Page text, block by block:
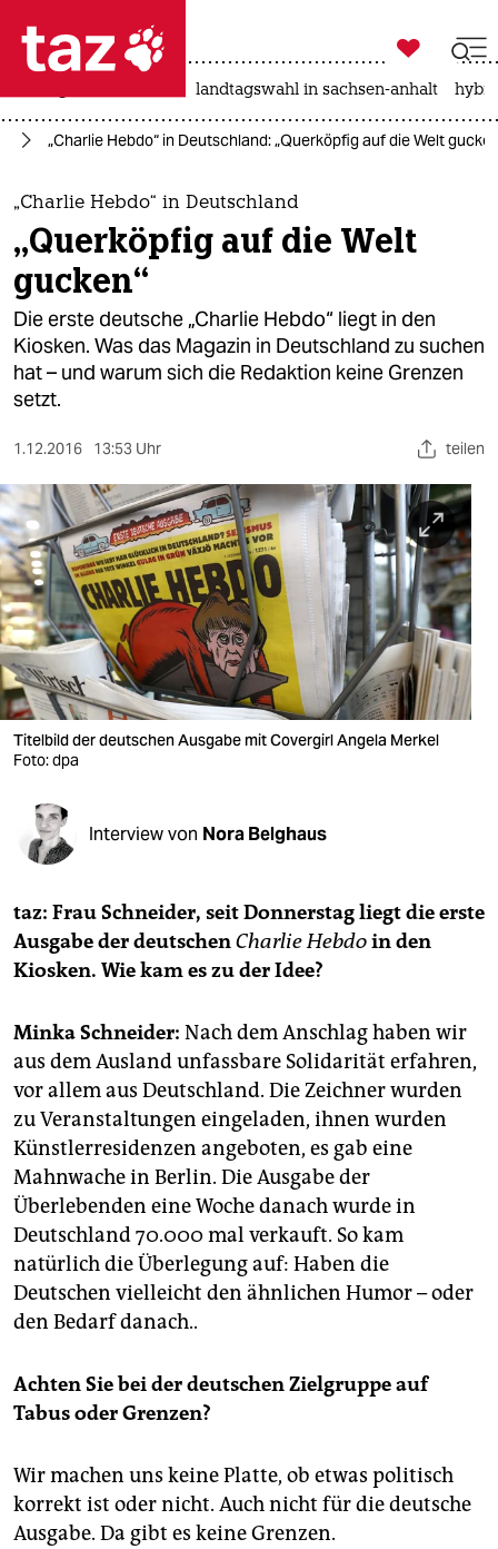
 taz zahl ich
taz zahl ich
themen
politik
öko
gesellschaft
kultur
sport
berlin
nord
wahrheit
verlag
verlag
veranstaltungen
fragen & hilfe
unterstützen
abo
genossenschaft

taz zahl ich
landtagswahl in sachsen-anhalt
„Charlie Hebdo“ in Deutschland: „Querköpfig auf die Welt
„Charlie Hebdo“ in Deutschland
„Querköpfig auf die Welt
gucken“
Die erste deutsche „Charlie Hebdo“ liegt in den
Kiosken. Was das Magazin in Deutschland zu suchen
hat – und warum sich die Redaktion keine Grenzen
setzt.
1.12.2016 13:53 Uhr teilen
Titelbild der deutschen Ausgabe mit Covergirl Angela Merkel
Foto: dpa
Interview von Nora Belghaus
taz: Frau Schneider, seit Donnerstag liegt die erste
Ausgabe der deutschenCharlie Hebdoin den
Kiosken. Wie kam es zu der Idee?
Minka Schneider: Nach dem Anschlag haben wir
aus dem Ausland unfassbare Solidarität erfahren,
vor allem aus Deutschland. Die Zeichner wurden
zu Veranstaltungen eingeladen, ihnen wurden
Künstlerresidenzen angeboten, es gab eine
Mahnwache in Berlin. Die Ausgabe der
Überlebenden eine Woche danach wurde in
Deutschland 70.000 mal verkauft. So kam
natürlich die Überlegung auf: Haben die
Deutschen vielleicht den ähnlichen Humor – oder
den Bedarf danach..
Achten Sie bei der deutschen Zielgruppe auf
Tabus oder Grenzen?
Wir machen uns keine Platte, ob etwas politisch
korrekt ist oder nicht. Auch nicht für die deutsche
Ausgabe. Da gibt es keine Grenzen.